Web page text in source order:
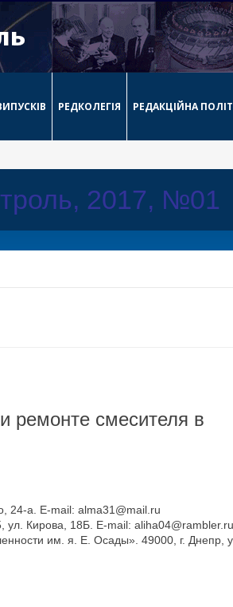
РЕДКОЛЕГІЯ РЕДАКЦІЙНА
2017, №01
ремонте смесителя в
24-а. E-mail: alma31@mail.ru
ул. Кирова, 18Б. E-mail: aliha04@rambler.ru
им. я. Е. Осады». 49000, г. Днепр,